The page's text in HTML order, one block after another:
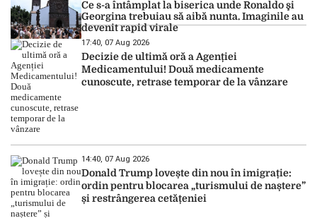
Ce s-a întâmplat la biserica unde Ronaldo şi
Georgina trebuiau să aibă nunta. Imaginile au
devenit rapid virale
17:40, 07 Aug 2026
Decizie de ultimă oră a Agenției
Medicamentului! Două medicamente
cunoscute, retrase temporar de la vânzare
14:40, 07 Aug 2026
Donald Trump lovește din nou în imigrație:
ordin pentru blocarea „turismului de naștere”
și restrângerea cetățeniei